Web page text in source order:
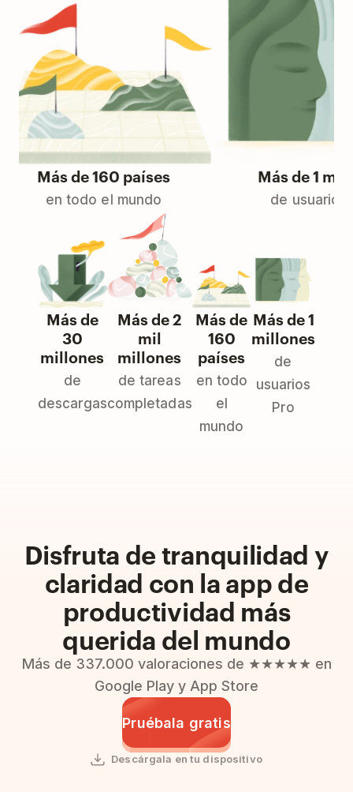
Más de 160 países
en todo el mundo
Más de 1
de usuarios Pro
Más de
30
millones
de
descargas
Más de 2
mil
millones
de tareas
completadas
Más de
160
países
en todo
el
mundo
Más de 1
millones
de
usuarios
Pro
Disfruta de tranquilidad y
claridad con la app de
productividad más
querida del mundo
Más de 337.000 valoraciones de ★★★★★ en
Google Play y App Store
Pruébala gratis
Descárgala en tu dispositivo